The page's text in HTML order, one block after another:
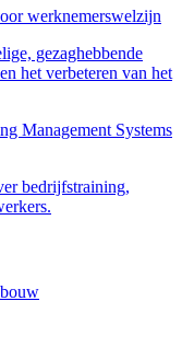
werknemerswelzijn
gezaghebbende
het verbeteren van het
Management Systems
bedrijfstraining,